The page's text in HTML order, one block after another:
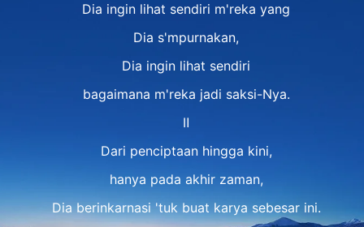
Dia ingin lihat sendiri m'reka yang
Dia s'mpurnakan,
Dia ingin lihat sendiri
bagaimana m'reka jadi saksi-Nya.
Ⅱ
Dari penciptaan hingga kini,
hanya pada akhir zaman,
Dia berinkarnasi 'tuk buat karya sebesar ini.